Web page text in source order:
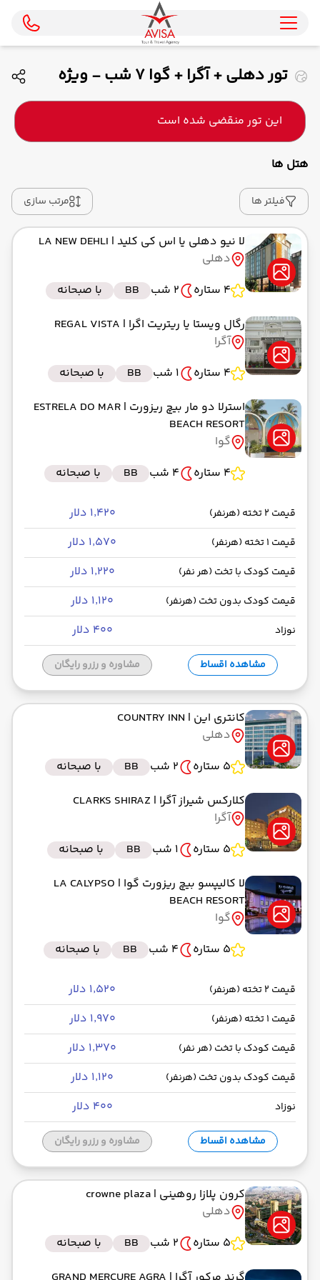
تور دهلی + آگرا + گوا 7 شب - ویژه
اسفند ماه 1404 ( ماهان )
این تور منقضی شده است
هتل ها
فیلتر ها مرتب سازی
لا نیو دهلی یا اس کی کلید | LA NEW DEHLI
دهلی
4 ستاره
2 شب BB
با صبحانه
رگال ویستا یا ریتریت اگرا | REGAL VISTA
آگرا
4 ستاره
1 شب BB
با صبحانه
استرلا دو مار بیچ ریزورت | ESTRELA DO MAR
BEACH RESORT
گوا
4 ستاره
4 شب BB با صبحانه
قیمت 2 تخته (هرنفر) ۱٬۴۲۰ دلار
قیمت 1 تخته (هرنفر) ۱٬۵۷۰ دلار
قیمت کودک با تخت (هر نفر) ۱٬۲۲۰ دلار
قیمت کودک بدون تخت (هرنفر) ۱٬۱۲۰ دلار
نوزاد ۴۰۰ دلار
مشاهده اقساط مشاوره و رزرو رایگان
کانتری این | COUNTRY INN
دهلی
5 ستاره
2 شب BB
با صبحانه
کلارکس شیراز آگرا | CLARKS SHIRAZ
آگرا
5 ستاره
1 شب BB
با صبحانه
لا کالیپسو بیچ ریزورت گوا | LA CALYPSO
BEACH RESORT
گوا
5 ستاره
4 شب BB با صبحانه
قیمت 2 تخته (هرنفر) ۱٬۵۲۰ دلار
قیمت 1 تخته (هرنفر) ۱٬۹۷۰ دلار
قیمت کودک با تخت (هر نفر) ۱٬۳۷۰ دلار
قیمت کودک بدون تخت (هرنفر) ۱٬۱۲۰ دلار
نوزاد ۴۰۰ دلار
مشاهده اقساط مشاوره و رزرو رایگان
کرون پلازا روهینی | crowne plaza
دهلی
5 ستاره
2 شب BB
با صبحانه